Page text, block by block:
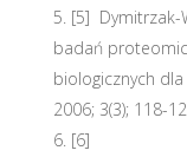
[5] Dymitrzak-
badań
biologicznych
2006; 3(3); 118-
[6]